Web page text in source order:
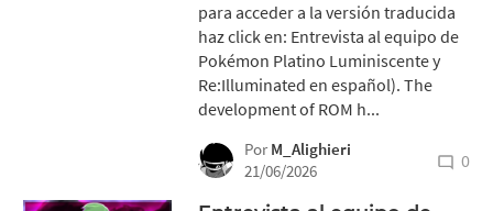
para acceder a la versión traducida
haz click en: Entrevista al equipo de
Pokémon Platino Luminiscente y
Re:Illuminated en español). The
development of ROM h...
Por M_Alighieri
21/06/2026
0